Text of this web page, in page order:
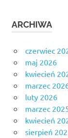
ARCHIWA
czerwiec
maj 2026
kwiecień
marzec
luty 2026
marzec
kwiecień
sierpień